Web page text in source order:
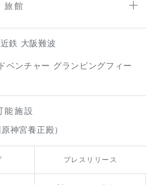
旅館
鉄 大阪難波
ベンチャー グランピングフィー
能施設
神宮養正殿）
プレスリリース